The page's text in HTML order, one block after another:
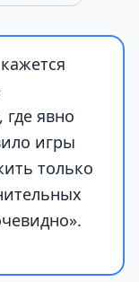
явно
игры
только